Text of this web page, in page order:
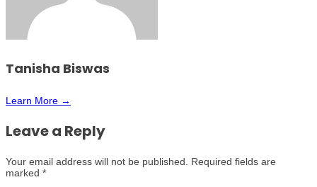
Tanisha Biswas
Learn More →
Leave a Reply
Your email address will not be published.
Required fields are
marked *